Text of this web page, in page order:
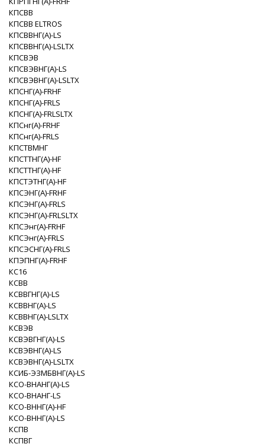
КПСВВ
КПСВВ ELTROS
КПСВВНГ(A)-LS
КПСВВНГ(A)-LSLTX
КПСВЭВ
КПСВЭВНГ(A)-LS
КПСВЭВНГ(A)-LSLTX
КПСНГ(A)-FRHF
КПСНГ(A)-FRLS
КПСНГ(A)-FRLSLTX
КПСнг(А)-FRHF
КПСнг(А)-FRLS
КПСТВМНГ
КПСТТНГ(A)-HF
КПСТТНГ(A)-НF
КПСТЭТНГ(A)-HF
КПСЭНГ(A)-FRHF
КПСЭНГ(A)-FRLS
КПСЭНГ(A)-FRLSLTX
КПСЭнг(А)-FRHF
КПСЭнг(А)-FRLS
КПСЭСНГ(A)-FRLS
КПЭПНГ(A)-FRHF
КС16
КСВВ
КСВВГНГ(A)-LS
КСВВНГ(A)-LS
КСВВНГ(A)-LSLTX
КСВЭВ
КСВЭВГНГ(A)-LS
КСВЭВНГ(A)-LS
КСВЭВНГ(A)-LSLTX
КСИБ-ЭЗМБВНГ(A)-LS
КСО-ВНАНГ(A)-LS
КСО-ВНАНГ-LS
КСО-ВННГ(A)-HF
КСО-ВННГ(A)-LS
КСПВ
КСПВГ